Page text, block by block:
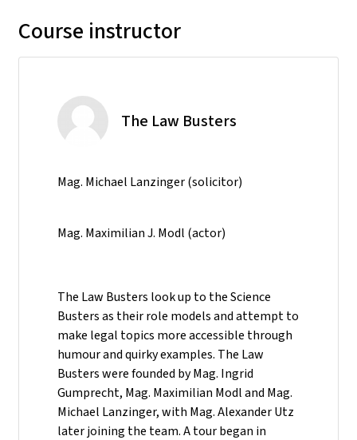
Course instructor
The Law Busters
Mag. Michael Lanzinger (solicitor)
Mag. Maximilian J. Modl (actor)
The Law Busters look up to the Science
Busters as their role models and attempt to
make legal topics more accessible through
humour and quirky examples. The Law
Busters were founded by Mag. Ingrid
Gumprecht, Mag. Maximilian Modl and Mag.
Michael Lanzinger, with Mag. Alexander Utz
later joining the team. A tour began in